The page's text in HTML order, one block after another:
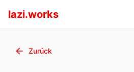
lazi.works
Zurück